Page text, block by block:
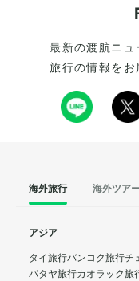
最新の渡航ニュ
旅行の情報を
海外旅行 海外ツア
アジア
タイ旅行バンコク旅行チ
パタヤ旅行カオラック旅